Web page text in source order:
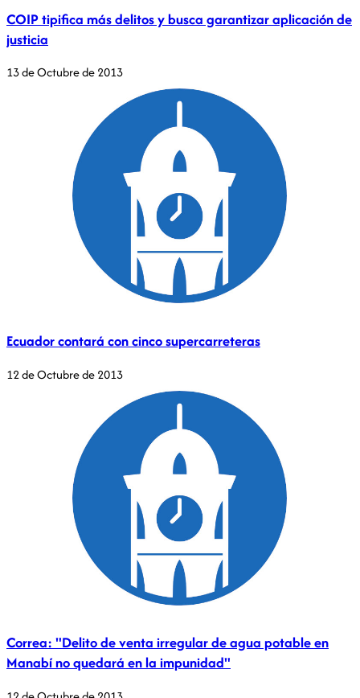
COIP tipifica más delitos y busca garantizar aplicación de
justicia
13 de Octubre de 2013
Ecuador contará con cinco supercarreteras
12 de Octubre de 2013
Correa: "Delito de venta irregular de agua potable en
Manabí no quedará en la impunidad"